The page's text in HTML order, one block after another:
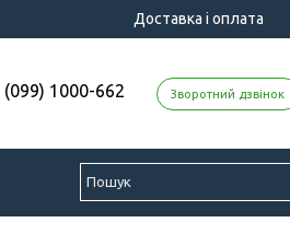
Доставка і оплата
(099) 1000-662 Зворотний дзвінок